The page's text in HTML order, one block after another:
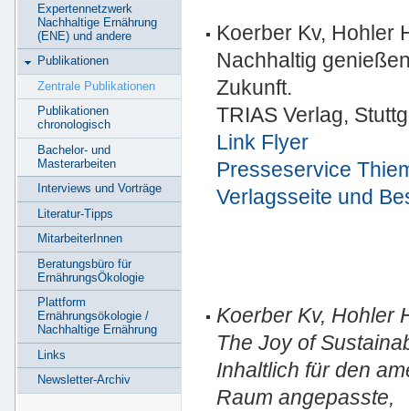
Koerber Kv, Hohler
Nachhaltig
Zukunft.
TRIAS Verlag,
Link Flyer
Presseservice
Verlagsseite und
Koerber Kv, Hohler
The Joy of
Inhaltlich für den
Raum angepasste,
Expertennetzwerk
Nachhaltige Ernährung
(ENE) und andere
Publikationen
Zentrale Publikationen
Publikationen
chronologisch
Bachelor- und
Masterarbeiten
Interviews und Vorträge
Literatur-Tipps
MitarbeiterInnen
Beratungsbüro für
ErnährungsÖkologie
Plattform
Ernährungsökologie /
Nachhaltige Ernährung
Links
Newsletter-Archiv